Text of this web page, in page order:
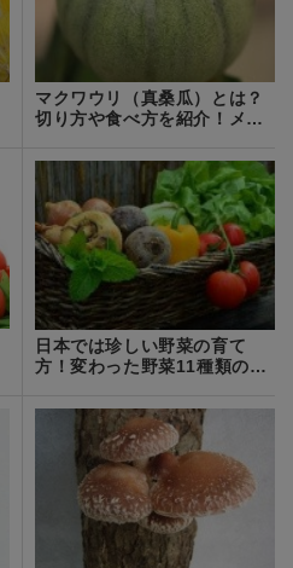
マクワウリ（真桑瓜）とは？
切り方や食べ方を紹介！メロ
日本では珍しい野菜の育て
方！変わった野菜11種類の栽